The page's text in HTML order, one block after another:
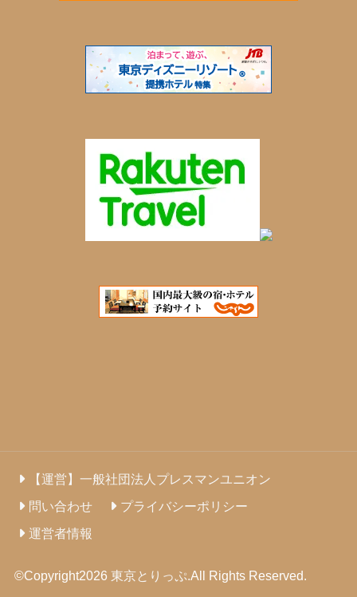
【運営】一般社団法人プレスマンユニオン
問い合わせ
プライバシーポリシー
運営者情報
©Copyright2026 東京とりっぷ.All Rights Reserved.